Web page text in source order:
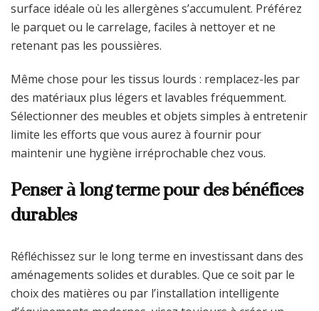
surface idéale où les allergènes s’accumulent. Préférez
le parquet ou le carrelage, faciles à nettoyer et ne
retenant pas les poussières.
Même chose pour les tissus lourds : remplacez-les par
des matériaux plus légers et lavables fréquemment.
Sélectionner des meubles et objets simples à entretenir
limite les efforts que vous aurez à fournir pour
maintenir une hygiène irréprochable chez vous.
Penser à long terme pour des bénéfices
durables
Réfléchissez sur le long terme en investissant dans des
aménagements solides et durables. Que ce soit par le
choix des matières ou par l’installation intelligente